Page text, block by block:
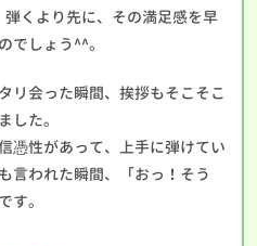
くより先に、その満足感を早
でしょう^^。
リ会った瞬間、挨拶もそこそこ
た。
憑性があって、上手に弾けてい
言われた瞬間、「おっ！そう
す。